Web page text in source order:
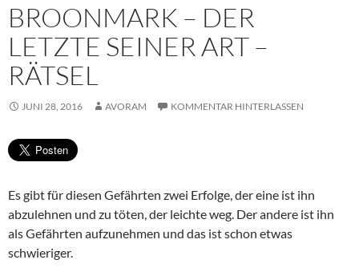
BROONMARK – DER
LETZTE SEINER ART –
RÄTSEL
JUNI 28, 2016 AVORAM KOMMENTAR HINTERLASSEN
Es gibt für diesen Gefährten zwei Erfolge, der eine ist ihn
abzulehnen und zu töten, der leichte weg. Der andere ist ihn
als Gefährten aufzunehmen und das ist schon etwas
schwieriger.